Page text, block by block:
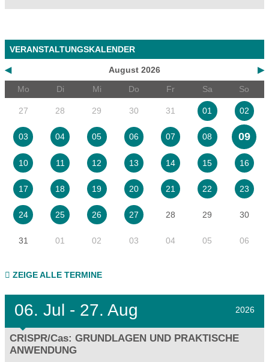
VERANSTALTUNGSKALENDER
◀ ▶
August 2026
Mo
Di Mi Do Fr Sa So
27 28 29 30 31 01 02
03 04 05 06 07 08 09
10 11 12 13 14 15 16
17 18 19 20 21 22 23
24 25 26 27 28 29 30
31 01 02 03 04 05 06
ZEIGE ALLE TERMINE
06. Jul - 27. Aug 2026
CRISPR/Cas: GRUNDLAGEN UND PRAKTISCHE
ANWENDUNG